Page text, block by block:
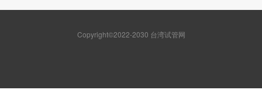
Copyright©2022-2030 台湾试管网